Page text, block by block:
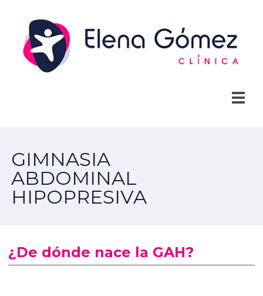
GIMNASIA
ABDOMINAL
HIPOPRESIVA
¿De dónde nace la GAH?